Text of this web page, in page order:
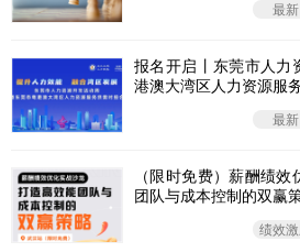
最新
报名开启丨东莞市人力
港澳大湾区人力资源服
最新
（限时免费）薪酬绩
团队与成本控制的双赢
绩效